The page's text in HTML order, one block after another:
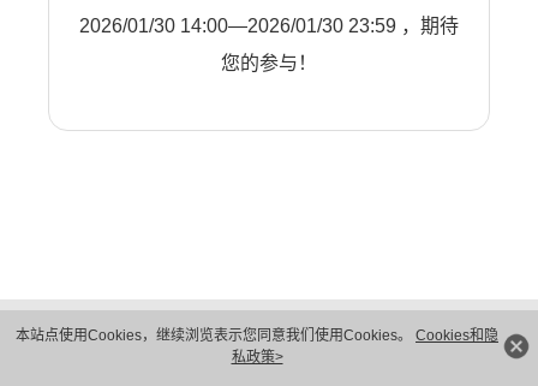
本站点使用Cookies，继续浏览表示您同意我们使用Cookies。 Cookies和隐
私政策>
2026/01/30 14:00—2026/01/30 23:59 ，期待
您的参与！
隐私保护
法律声明